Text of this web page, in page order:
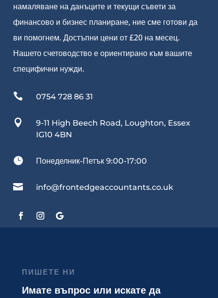
намаляване на данъците и текущи съвети за
финансово и бизнес планиране, ние сме готови да
ви помогнем. Достъпни цени от £20 на месец.
Нашето счетоводство е ориентирано към вашите
специфични нужди.
 0754 728 86 31

9-11 High Beech Road, Loughton, Essex
IG10 4BN
 Понеделник-Петък 9:00-17:00
 info@frontedgeaccountants.co.uk
ПИШЕТЕ НИ
Имате въпрос или искате да